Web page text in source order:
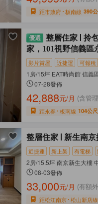
距市政府 板南線 390
整層住家
拎
家，101視野信義區
奢宅
影片賞屋 近捷運 可報稅
1房/15坪 EAT時尚館 信義
07-28發佈
42,888元/月 (含管
距永春 板南線 104公尺
整層住家 新生南
近捷運 新上架 有電梯
2房/15.5坪 南京新生大樓
08-03發佈
33,000元/月 (有額
距松江南京 松山新店線